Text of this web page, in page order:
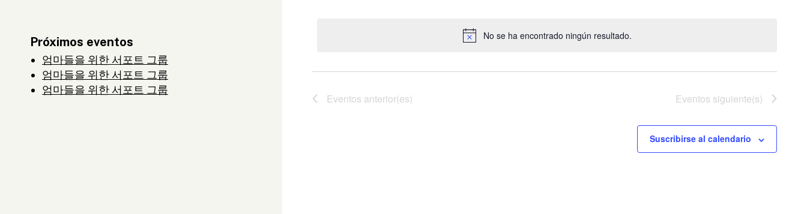
Próximos eventos
엄마들을 위한 서포트 그룹
엄마들을 위한 서포트 그룹
엄마들을 위한 서포트 그룹
Aviso
No se ha encontrado ningún resultado.
Eventos anterior(es) Eventos siguiente(s)
Suscribirse al calendario